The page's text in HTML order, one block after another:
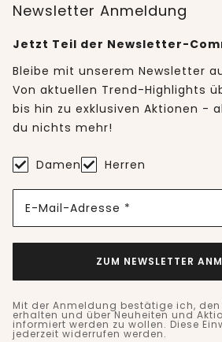
Newsletter Anmeldung
Jetzt Teil der Newsletter-
Bleibe mit unserem Newsletter
Von aktuellen Trend-Highlights
bis hin zu exklusiven Aktionen -
du nichts mehr!
Damen Herren
E-Mail-Adresse *
ZUM NEWSLETTER
Mit der Anmeldung bestätige ich, den
erhalten und über Neuheiten und
informiert werden zu wollen. Diese
jederzeit widerrufen werden.